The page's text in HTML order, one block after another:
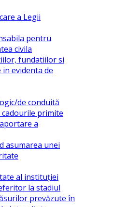
a Legii
pentru
civila
fundatiilor si
evidenta de
de conduită
primite
a
asumarea unei
al instituției
la stadiul
prevăzute în